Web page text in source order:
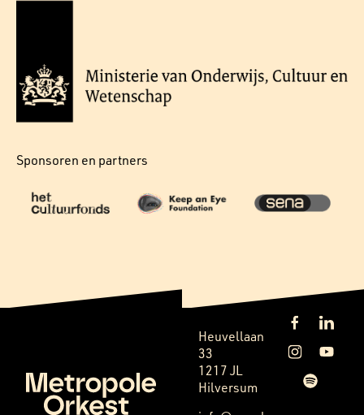
Sponsoren en partners
Heuvellaan
33
1217 JL
Hilversum